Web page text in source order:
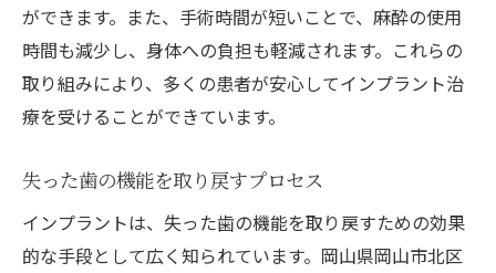
ができます。また、手術時間が短いことで、麻酔の使用
時間も減少し、身体への負担も軽減されます。これらの
取り組みにより、多くの患者が安心してインプラント治
療を受けることができています。
失った歯の機能を取り戻すプロセス
インプラントは、失った歯の機能を取り戻すための効果
的な手段として広く知られています。岡山県岡山市北区